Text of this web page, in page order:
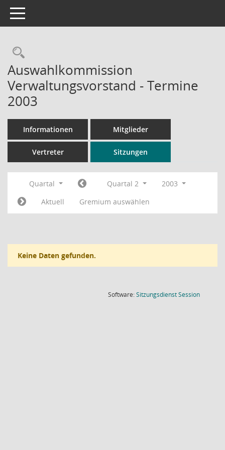
Toggle navigation
Rechercheauswahl
Auswahlkommission
Verwaltungsvorstand - Termine
2003
Informationen Mitglieder
Vertreter Sitzungen
Quartal Quartal 2
2003
Aktuell
Gremium auswählen
Keine Daten gefunden.
Software:SitzungsdienstSession(Wird in